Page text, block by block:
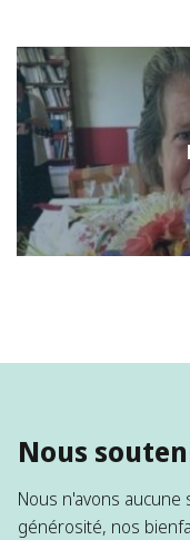
Nous
Nous n'avons
générosité, nos